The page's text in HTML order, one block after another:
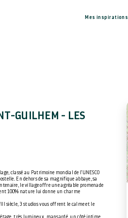
Mes inspirations
GUILHEM - LES
classé au Patrimoine mondial de l'UNESCO
En dehors de sa magnifique abbaye, sa
le village offre une agréable promenade
100% nature lui donne un charme
siècle, 3 studios vous offrent le calme et le